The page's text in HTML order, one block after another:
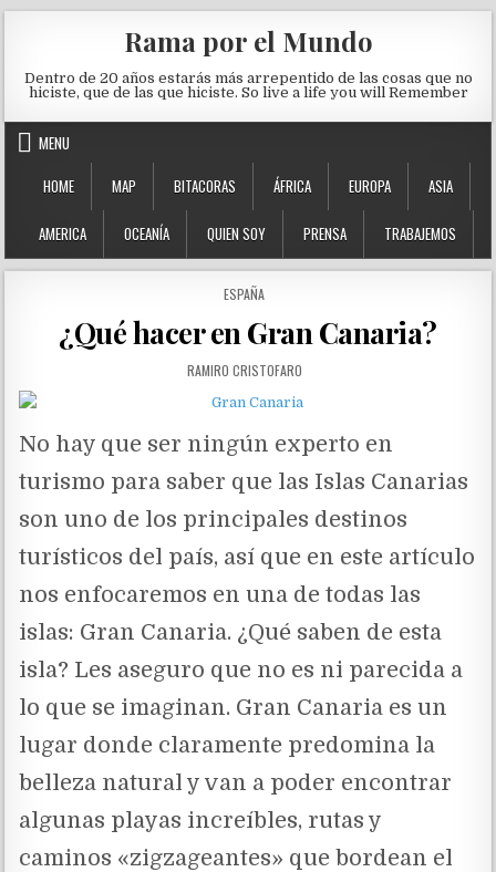
Rama por el Mundo
Dentro de 20 años estarás más arrepentido de las cosas que no
hiciste, que de las que hiciste. So live a life you will Remember
MENU
HOME
MAP BITACORAS ÁFRICA EUROPA ASIA
AMERICA OCEANÍA QUIEN SOY PRENSA TRABAJEMOS
POSTED IN
ESPAÑA
¿Qué hacer en Gran Canaria?
AUTHOR:
RAMIRO CRISTOFARO
No hay que ser ningún experto en
turismo para saber que las Islas Canarias
son uno de los principales destinos
turísticos del país, así que en este artículo
nos enfocaremos en una de todas las
islas: Gran Canaria. ¿Qué saben de esta
isla? Les aseguro que no es ni parecida a
lo que se imaginan. Gran Canaria es un
lugar donde claramente predomina la
belleza natural y van a poder encontrar
algunas playas increíbles, rutas y
caminos «zigzageantes» que bordean el